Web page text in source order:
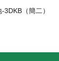
（簡二）